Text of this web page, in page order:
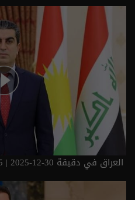
العراق في دقيقة 30-12-2025 | 2025